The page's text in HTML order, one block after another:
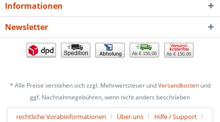
Informationen
Newsletter
Ab € 150,00 Ab € 150,00
* Alle Preise verstehen sich zzgl. Mehrwertsteuer undVersandkostenund
ggf. Nachnahmegebühren, wenn nicht anders beschrieben
rechtliche Vorabinformationen Über uns
Hilfe / Support